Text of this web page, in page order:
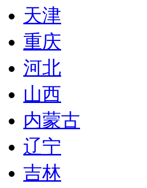
天津
重庆
河北
山西
内蒙古
辽宁
吉林